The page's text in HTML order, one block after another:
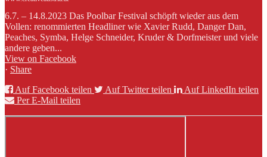
6.7. – 14.8.2023 Das Poolbar Festival schöpft wieder aus dem
Vollen: renommierten Headliner wie Xavier Rudd, Danger Dan,
Peaches, Symba, Helge Schneider, Kruder & Dorfmeister und viele
andere geben...
View on Facebook
· Share
Auf Facebook teilen
Auf Twitter teilen
Auf LinkedIn teilen
Per E-Mail teilen